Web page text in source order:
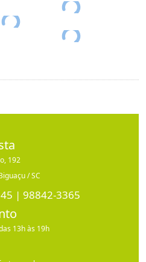
192
/ SC
| 98842-3365
13h às 19h